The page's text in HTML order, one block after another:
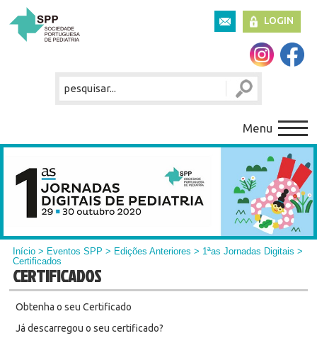
LOGIN
Menu
Início > Eventos SPP > Edições Anteriores > 1ªas Jornadas Digitais>
Certificados
CERTIFICADOS
Obtenha o seu Certificado
Já descarregou o seu certificado?